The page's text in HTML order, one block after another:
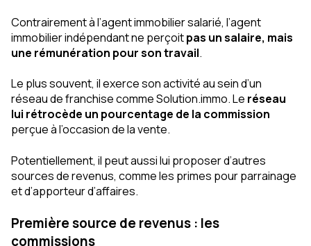
Contrairement à l’agent immobilier salarié, l’agent
immobilier indépendant ne perçoitpas un salaire, mais
une rémunération pour son travail.
Le plus souvent, il exerce son activité au sein d’un
réseau de franchise comme Solution.immo. Le réseau
lui rétrocède un pourcentage de la commission
perçue à l’occasion de la vente.
Potentiellement, il peut aussi lui proposer d’autres
sources de revenus, comme les primes pour parrainage
et d’apporteur d’affaires.
Première source de revenus : les
commissions